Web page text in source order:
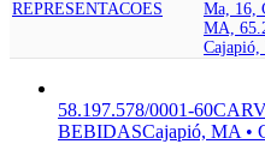
REPRESENTACOES
Ma, 16,
MA,
58.197.578/0001-60
BEBIDASCajapió, MA •